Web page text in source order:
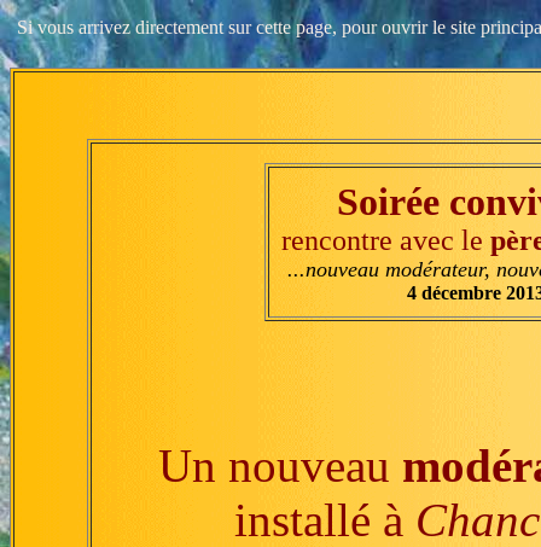
Si vous arrivez directement sur cette page, pour ouvrir le site
Soirée
rencontre avec le
...nouveau modérateur,
4 décembre
Un nouveau
installé à